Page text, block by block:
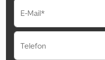
E-Mail*
Telefon